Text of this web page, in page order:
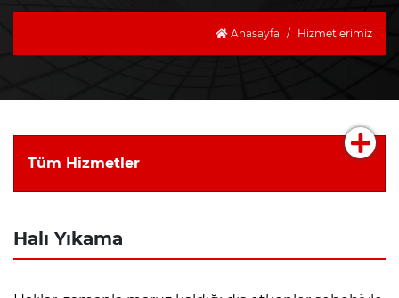
Anasayfa Hizmetlerimiz
Tüm Hizmetler
Halı Yıkama